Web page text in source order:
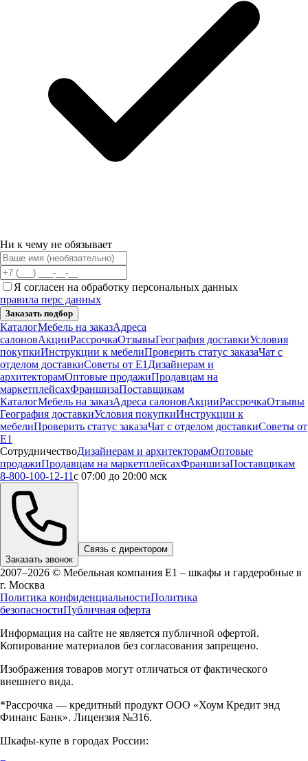
Ни к чему не обязывает
Я согласен на обработку персональных данных
правила перс данных
Заказать подбор
КаталогМебель на заказАдреса
салоновАкцииРассрочкаОтзывыГеография доставкиУсловия
покупкиИнструкции к мебелиПроверить статус заказаЧат с
отделом доставкиСоветы от Е1 Дизайнерам и
архитекторамОптовые продажиПродавцам на
маркетплейсахФраншизаПоставщикам
КаталогМебель на заказАдреса салоновАкцииРассрочкаОтзывы
География доставкиУсловия покупкиИнструкции к
мебелиПроверить статус заказаЧат с отделом доставкиСоветы от
Е1
СотрудничествоДизайнерам и архитекторамОптовые
продажиПродавцам на маркетплейсахФраншизаПоставщикам
8-800-100-12-11с 07:00 до 20:00 мск
Заказать звонок
Связь с директором
2007–2026 © Мебельная компания Е1 – шкафы и гардеробные в
г. Москва
Политика конфиденциальностиПолитика
безопасностиПубличная оферта
Информация на сайте не является публичной офертой.
Копирование материалов без согласования запрещено.
Изображения товаров могут отличаться от фактического
внешнего вида.
*Рассрочка — кредитный продукт ООО «Хоум Кредит энд
Финанс Банк». Лицензия №316.
Шкафы-купе в городах России: